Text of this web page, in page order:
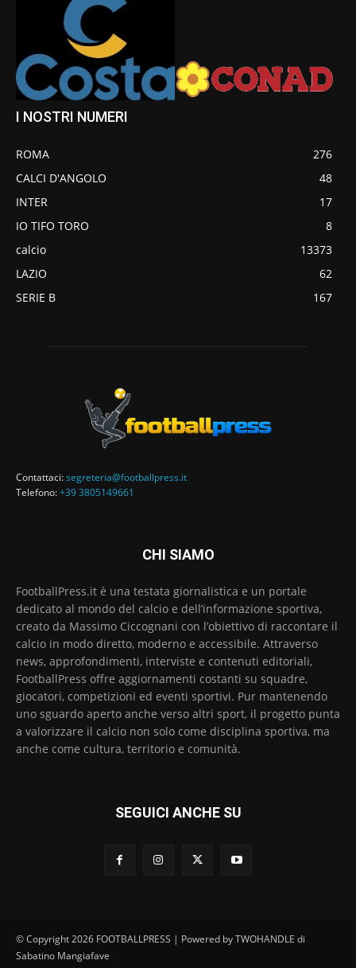
I NOSTRI NUMERI
ROMA
276
CALCI D'ANGOLO
48
INTER
17
IO TIFO TORO
8
calcio
13373
LAZIO
62
SERIE B
167
Contattaci:segreteria@footballpress.it
Telefono:+39 3805149661
CHI SIAMO
FootballPress.it è una testata giornalistica e un portale
dedicato al mondo del calcio e dell’informazione sportiva,
creato da Massimo Ciccognani con l’obiettivo di raccontare il
calcio in modo diretto, moderno e accessibile. Attraverso
news, approfondimenti, interviste e contenuti editoriali,
FootballPress offre aggiornamenti costanti su squadre,
giocatori, competizioni ed eventi sportivi. Pur mantenendo
uno sguardo aperto anche verso altri sport, il progetto punta
a valorizzare il calcio non solo come disciplina sportiva, ma
anche come cultura, territorio e comunità.
SEGUICI ANCHE SU
© Copyright 2026 FOOTBALLPRESS | Powered by TWOHANDLE di
Sabatino Mangiafave